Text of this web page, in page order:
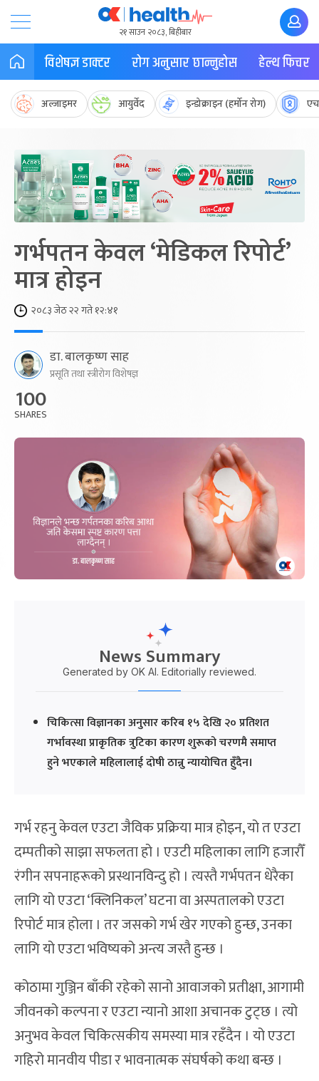
२१ साउन २०८३, बिहीबार
विशेषज्ञ डाक्टर रोग अनुसार छान्नुहोस हेल्थ फिचर
अल्जाइमर आयुर्वेद इन्डोक्राइन (हर्मोन रोग)
गर्भपतन केवल ‘मेडिकल रिपोर्ट’
मात्र होइन
२०८३ जेठ २२ गते १२:४१
डा. बालकृष्ण साह
प्रसूति तथा स्त्रीरोग विशेषज्ञ
100
SHARES
News Summary
Generated by OK AI. Editorially reviewed.
चिकित्सा विज्ञानका अनुसार करिब १५ देखि २० प्रतिशत
गर्भावस्था प्राकृतिक त्रुटिका कारण शुरूको चरणमै समाप्त
हुने भएकाले महिलालाई दोषी ठान्नु न्यायोचित हुँदैन।
गर्भ रहनु केवल एउटा जैविक प्रक्रिया मात्र होइन, यो त एउटा
दम्पतीको साझा सफलता हो । एउटी महिलाका लागि हजारौँ
रंगीन सपनाहरूको प्रस्थानविन्दु हो । त्यस्तै गर्भपतन धेरैका
लागि यो एउटा ‘क्लिनिकल’ घटना वा अस्पतालको एउटा
रिपोर्ट मात्र होला । तर जसको गर्भ खेर गएको हुन्छ, उनका
लागि यो एउटा भविष्यको अन्त्य जस्तै हुन्छ ।
कोठामा गुञ्जिन बाँकी रहेको सानो आवाजको प्रतीक्षा, आगामी
जीवनको कल्पना र एउटा न्यानो आशा अचानक टुट्छ । त्यो
अनुभव केवल चिकित्सकीय समस्या मात्र रहँदैन । यो एउटा
गहिरो मानवीय पीडा र भावनात्मक संघर्षको कथा बन्छ ।